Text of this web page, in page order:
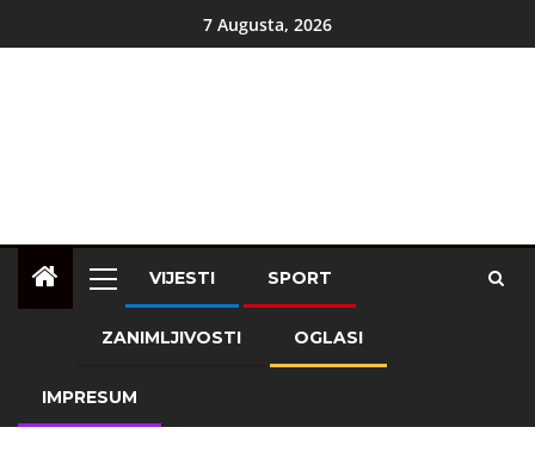
7 Augusta, 2026
VIJESTI SPORT
ZANIMLJIVOSTI OGLASI
IMPRESUM